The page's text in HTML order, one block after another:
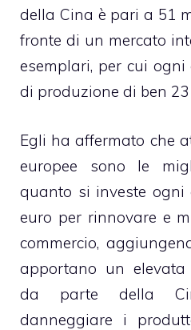
della Cina è pari a 51
fronte di un mercato
esemplari, per cui
di produzione di ben
Egli ha affermato che
europee sono le
quanto si investe
euro per rinnovare e
commercio,
apportano un
da parte della
danneggiare i